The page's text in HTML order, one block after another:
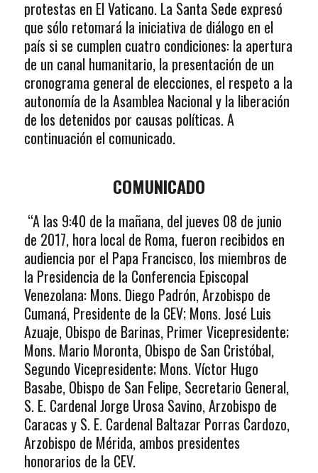
protestas en El Vaticano. La Santa Sede expresó
que sólo retomará la iniciativa de diálogo en el
país si se cumplen cuatro condiciones: la apertura
de un canal humanitario, la presentación de un
cronograma general de elecciones, el respeto a la
autonomía de la Asamblea Nacional y la liberación
de los detenidos por causas políticas. A
continuación el comunicado.
COMUNICADO
“A las 9:40 de la mañana, del jueves 08 de junio
de 2017, hora local de Roma, fueron recibidos en
audiencia por el Papa Francisco, los miembros de
la Presidencia de la Conferencia Episcopal
Venezolana: Mons. Diego Padrón, Arzobispo de
Cumaná, Presidente de la CEV; Mons. José Luis
Azuaje, Obispo de Barinas, Primer Vicepresidente;
Mons. Mario Moronta, Obispo de San Cristóbal,
Segundo Vicepresidente; Mons. Víctor Hugo
Basabe, Obispo de San Felipe, Secretario General,
S. E. Cardenal Jorge Urosa Savino, Arzobispo de
Caracas y S. E. Cardenal Baltazar Porras Cardozo,
Arzobispo de Mérida, ambos presidentes
honorarios de la CEV.